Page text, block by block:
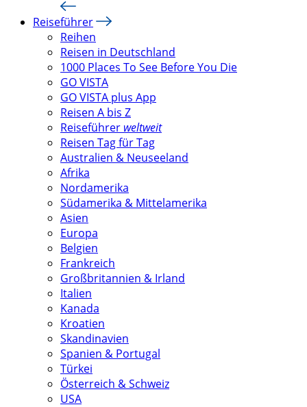
Reiseführer
Reihen
Reisen in Deutschland
1000 Places To See Before You Die
GO VISTA
GO VISTA plus App
Reisen A bis Z
Reiseführer weltweit
Reisen Tag für Tag
Australien & Neuseeland
Afrika
Nordamerika
Südamerika & Mittelamerika
Asien
Europa
Belgien
Frankreich
Großbritannien & Irland
Italien
Kanada
Kroatien
Skandinavien
Spanien & Portugal
Türkei
Österreich & Schweiz
USA